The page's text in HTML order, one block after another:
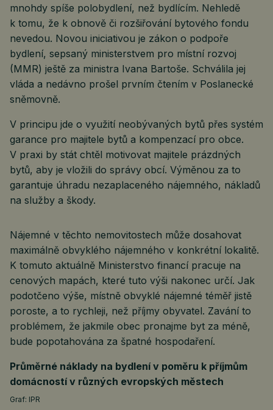
mnohdy spíše polobydlení, než bydlícím. Nehledě
k tomu, že k obnově či rozšiřování bytového fondu
nevedou. Novou iniciativou je zákon o podpoře
bydlení, sepsaný ministerstvem pro místní rozvoj
(MMR) ještě za ministra Ivana Bartoše. Schválila jej
vláda a nedávno prošel prvním čtením v Poslanecké
sněmovně.
V principu jde o využití neobývaných bytů přes systém
garance pro majitele bytů a kompenzací pro obce.
V praxi by stát chtěl motivovat majitele prázdných
bytů, aby je vložili do správy obcí. Výměnou za to
garantuje úhradu nezaplaceného nájemného, nákladů
na služby a škody.
Nájemné v těchto nemovitostech může dosahovat
maximálně obvyklého nájemného v konkrétní lokalitě.
K tomuto aktuálně Ministerstvo financí pracuje na
cenových mapách, které tuto výši nakonec určí. Jak
podotčeno výše, místně obvyklé nájemné téměř jistě
poroste, a to rychleji, než příjmy obyvatel. Zavání to
problémem, že jakmile obec pronajme byt za méně,
bude popotahována za špatné hospodaření.
Průměrné náklady na bydlení v poměru k příjmům
domácností v různých evropských městech
Graf: IPR